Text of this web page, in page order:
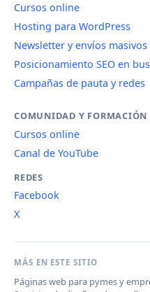
Cursos online
Hosting para WordPress
Newsletter y envíos masivos
Posicionamiento SEO en
Campañas de pauta y redes
COMUNIDAD Y FORMACIÓN
Cursos online
Canal de YouTube
REDES
Facebook
X
MÁS EN ESTE SITIO
Páginas web para pymes y